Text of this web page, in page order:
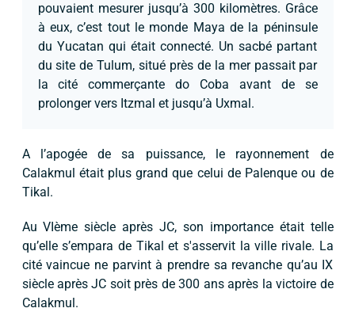
pouvaient mesurer jusqu’à 300 kilomètres. Grâce
à eux, c’est tout le monde Maya de la péninsule
du Yucatan qui était connecté. Un sacbé partant
du site de Tulum, situé près de la mer passait par
la cité commerçante do Coba avant de se
prolonger vers Itzmal et jusqu’à Uxmal.
A l’apogée de sa puissance, le rayonnement de
Calakmul était plus grand que celui de Palenque ou de
Tikal.
Au VIème siècle après JC, son importance était telle
qu’elle s’empara de Tikal et s'asservit la ville rivale. La
cité vaincue ne parvint à prendre sa revanche qu’au IX
siècle après JC soit près de 300 ans après la victoire de
Calakmul.